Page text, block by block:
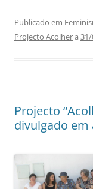
Publicado em
Projecto Acolhera
Projecto
divulgado em